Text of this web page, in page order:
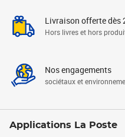
Livraison offerte dès
Hors livres et hors
Nos engagements
sociétaux et
Applications La Poste